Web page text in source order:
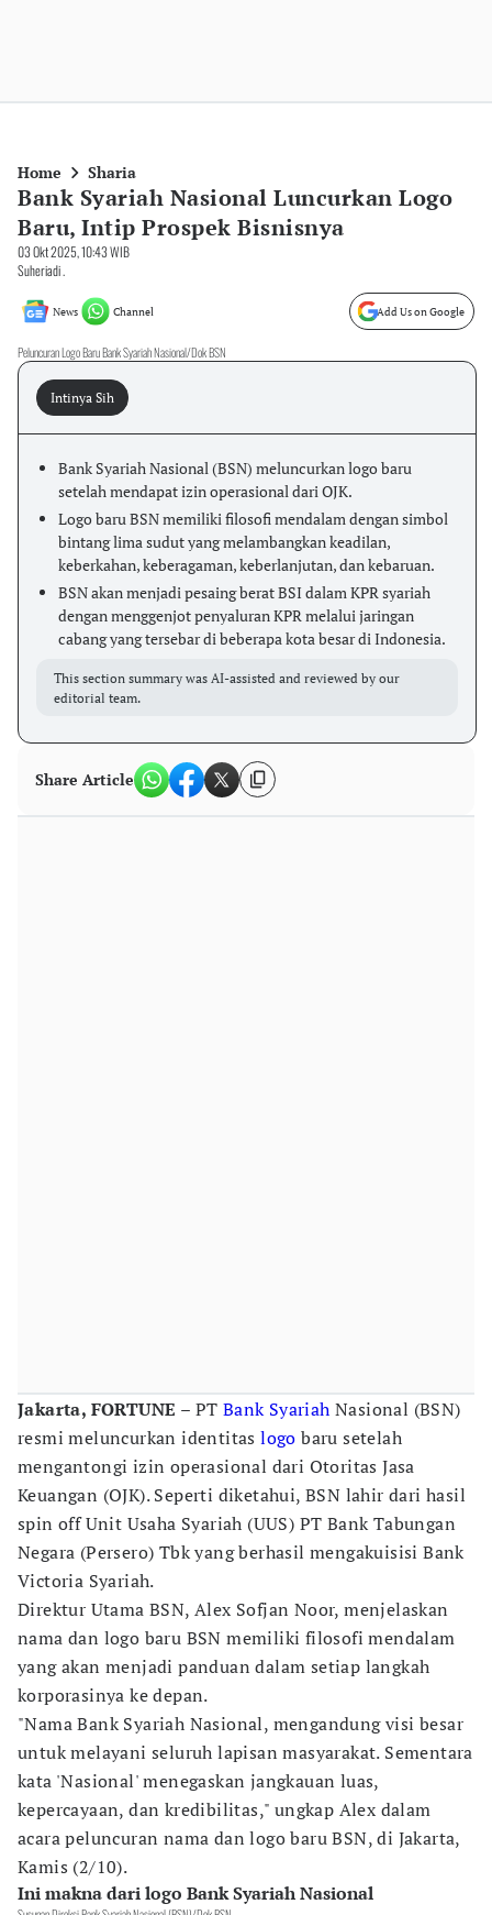
Home Sharia
Bank Syariah Nasional Luncurkan Logo
Baru, Intip Prospek Bisnisnya
03 Okt 2025, 10:43 WIB
Suheriadi .
News Channel Add Us on Google
Peluncuran Logo Baru Bank Syariah Nasional/Dok BSN
Intinya Sih
Bank Syariah Nasional (BSN) meluncurkan logo baru
setelah mendapat izin operasional dari OJK.
Logo baru BSN memiliki filosofi mendalam dengan simbol
bintang lima sudut yang melambangkan keadilan,
keberkahan, keberagaman, keberlanjutan, dan kebaruan.
BSN akan menjadi pesaing berat BSI dalam KPR syariah
dengan menggenjot penyaluran KPR melalui jaringan
cabang yang tersebar di beberapa kota besar di Indonesia.
This section summary was AI-assisted and reviewed by our
editorial team.
Share Article
Jakarta, FORTUNE – PT Bank Syariah Nasional (BSN)
resmi meluncurkan identitaslogo baru setelah
mengantongi izin operasional dari Otoritas Jasa
Keuangan (OJK). Seperti diketahui, BSN lahir dari hasil
spin off Unit Usaha Syariah (UUS) PT Bank Tabungan
Negara (Persero) Tbk yang berhasil mengakuisisi Bank
Victoria Syariah.
Direktur Utama BSN, Alex Sofjan Noor, menjelaskan
nama dan logo baru BSN memiliki filosofi mendalam
yang akan menjadi panduan dalam setiap langkah
korporasinya ke depan.
"Nama Bank Syariah Nasional, mengandung visi besar
untuk melayani seluruh lapisan masyarakat. Sementara
kata 'Nasional' menegaskan jangkauan luas,
kepercayaan, dan kredibilitas," ungkap Alex dalam
acara peluncuran nama dan logo baru BSN, di Jakarta,
Kamis (2/10).
Ini makna dari logo Bank Syariah Nasional